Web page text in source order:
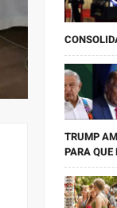
TRUMP
PARA